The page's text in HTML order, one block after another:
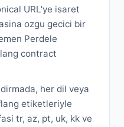
URL'ye isaret
ozgu gecici bir
Perdele
contract
her dil veya
etiketleriyle
tr, az, pt, uk, kk ve